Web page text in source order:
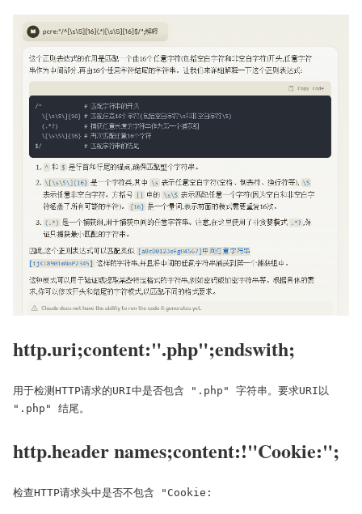
http.uri;content:".php";endswith;
用于检测HTTP请求的URI中是否包含 ".php" 字符串。要求URI以
".php" 结尾。
http.header names;content:!"Cookie:";
检查HTTP请求头中是否不包含 "Cookie: